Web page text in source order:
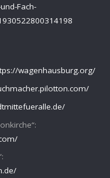
Fach-
wagenhausburg.org/